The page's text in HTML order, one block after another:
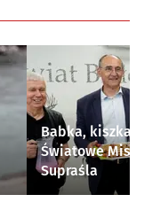
Babka, kiszka i
Światowe
Supraśla